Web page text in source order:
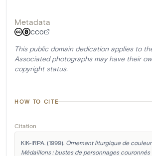
Metadata
CC0
This public domain dedication applies to
Associated photographs may have their
copyright status.
HOW TO CITE
Citation
KIK-IRPA. (1999). Ornement liturgique de
Médaillons : bustes de personnages couronnés